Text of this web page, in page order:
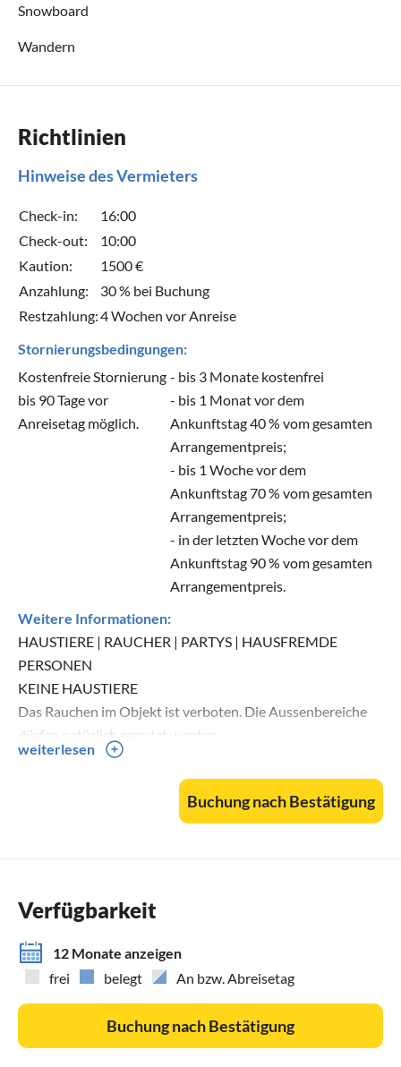
Snowboard
Wandern
Richtlinien
Hinweise des Vermieters
Check-in:
16:00
Check-out:
10:00
Kaution:
1500 €
Anzahlung:
30 % bei Buchung
Restzahlung:4 Wochen vor Anreise
Stornierungsbedingungen:
Kostenfreie Stornierung
bis 90 Tage vor
Anreisetag möglich.
- bis 3 Monate kostenfrei
- bis 1 Monat vor dem
Ankunftstag 40 % vom gesamten
Arrangementpreis;
- bis 1 Woche vor dem
Ankunftstag 70 % vom gesamten
Arrangementpreis;
- in der letzten Woche vor dem
Ankunftstag 90 % vom gesamten
Arrangementpreis.
Weitere Informationen:
HAUSTIERE | RAUCHER | PARTYS | HAUSFREMDE
PERSONEN
KEINE HAUSTIERE
Das Rauchen im Objekt ist verboten. Die Aussenbereiche
dürfen natürlich genutzt werden.
Hausfremden Personen ist der Zugang nur nach Absprache
zu gestatten. Partys sind untersagt. Geselliges
Zusammensein der Hausgäste im Rahmen von privaten
Feiern, zählen nicht als Party. Wir bitten hier um
Anreise im Ihnen in Verbindung setzen, um Ihren Empfang
vorzubereiten.
• Check-in : ab 16 Uhr (früher nach Absprache)
• Check-out : bis 10 Uhr (später nach Absprache)
ZUBUCHBARE DIENSTLEISTUNGEN
weiterlesen
Buchung nach Bestätigung
Verfügbarkeit
12 Monate anzeigen
frei
belegt An bzw. Abreisetag
Buchung nach Bestätigung